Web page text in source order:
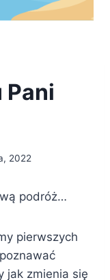
2022
podróż…
pierwszych
jak zmienia się